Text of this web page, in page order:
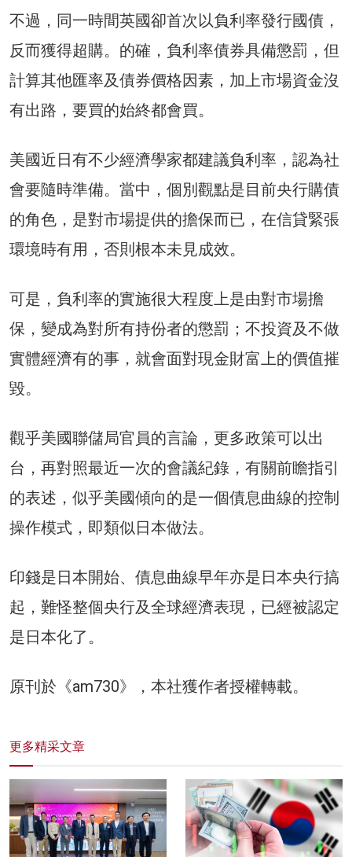
不過，同一時間英國卻首次以負利率發行國債，
反而獲得超購。的確，負利率債券具備懲罰，但
計算其他匯率及債券價格因素，加上市場資金沒
有出路，要買的始終都會買。
美國近日有不少經濟學家都建議負利率，認為社
會要隨時準備。當中，個別觀點是目前央行購債
的角色，是對市場提供的擔保而已，在信貸緊張
環境時有用，否則根本未見成效。
可是，負利率的實施很大程度上是由對市場擔
保，變成為對所有持份者的懲罰；不投資及不做
實體經濟有的事，就會面對現金財富上的價值摧
毀。
觀乎美國聯儲局官員的言論，更多政策可以出
台，再對照最近一次的會議紀錄，有關前瞻指引
的表述，似乎美國傾向的是一個債息曲線的控制
操作模式，即類似日本做法。
印錢是日本開始、債息曲線早年亦是日本央行搞
起，難怪整個央行及全球經濟表現，已經被認定
是日本化了。
原刊於《am730》，本社獲作者授權轉載。
更多精采文章